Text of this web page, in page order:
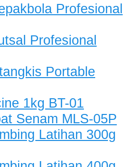
Profesional
Profesional
Portable
1kg BT-01
Senam MLS-05P
Latihan 300g